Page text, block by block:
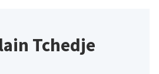
Tchedje